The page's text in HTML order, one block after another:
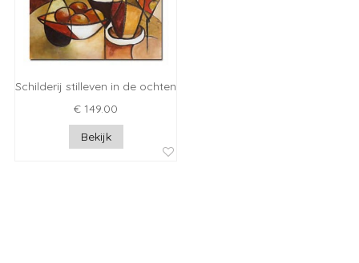
Schilderij stilleven in de ochtend
€ 149.00
Bekijk